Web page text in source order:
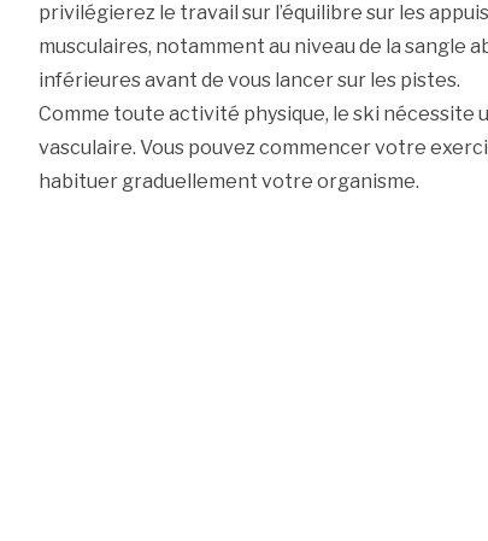
privilégierez le travail sur l’équilibre sur les
musculaires, notamment au niveau de la sangle
inférieures avant de vous lancer sur les pistes.
Comme toute activité physique, le ski nécessite
vasculaire. Vous pouvez commencer votre
habituer graduellement votre organisme.